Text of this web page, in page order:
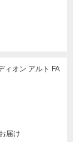
オン アルト FA
お届け